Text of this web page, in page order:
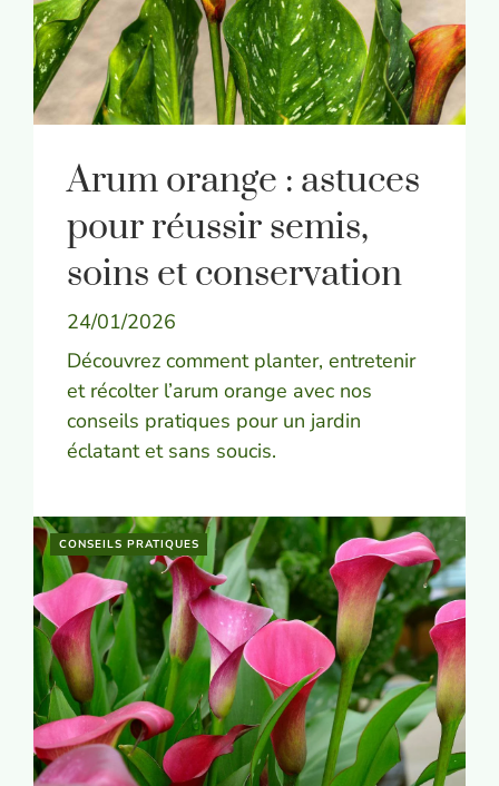
Arum orange : astuces
pour réussir semis,
soins et conservation
24/01/2026
Découvrez comment planter, entretenir
et récolter l’arum orange avec nos
conseils pratiques pour un jardin
éclatant et sans soucis.
CONSEILS PRATIQUES